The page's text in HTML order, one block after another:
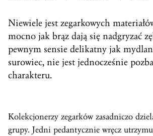
Niewiele jest zegarkowych
mocno jak brąz dają się nadgryzać
pewnym sensie delikatny jak
surowiec, nie jest jednocześnie
charakteru.
Kolekcjonerzy zegarków zasadniczo
grupy. Jedni pedantycznie wręcz